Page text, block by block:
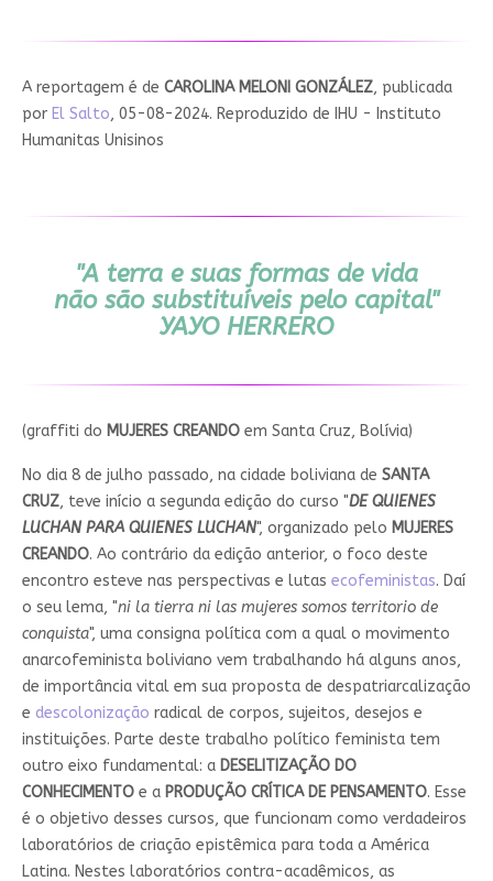
A reportagem é de CAROLINA MELONI GONZÁLEZ, publicada
por El Salto, 05-08-2024. Reproduzido de IHU - Instituto
Humanitas Unisinos
"A terra e suas formas de vida
não são substituíveis pelo capital"
YAYO HERRERO
(graffiti do MUJERES CREANDOem Santa Cruz, Bolívia)
No dia 8 de julho passado, na cidade boliviana de SANTA
CRUZ, teve início a segunda edição do curso "DE QUIENES
LUCHAN PARA QUIENES LUCHAN", organizado pelo MUJERES
CREANDO. Ao contrário da edição anterior, o foco deste
encontro esteve nas perspectivas e lutas ecofeministas. Daí
o seu lema, "ni la tierra ni las mujeres somos territorio de
conquista", uma consigna política com a qual o movimento
anarcofeminista boliviano vem trabalhando há alguns anos,
de importância vital em sua proposta de despatriarcalização
e descolonização radical de corpos, sujeitos, desejos e
instituições. Parte deste trabalho político feminista tem
outro eixo fundamental: a DESELITIZAÇÃO DO
CONHECIMENTOe a PRODUÇÃO CRÍTICA DE PENSAMENTO. Esse
é o objetivo desses cursos, que funcionam como verdadeiros
laboratórios de criação epistêmica para toda a América
Latina. Nestes laboratórios contra-acadêmicos, as